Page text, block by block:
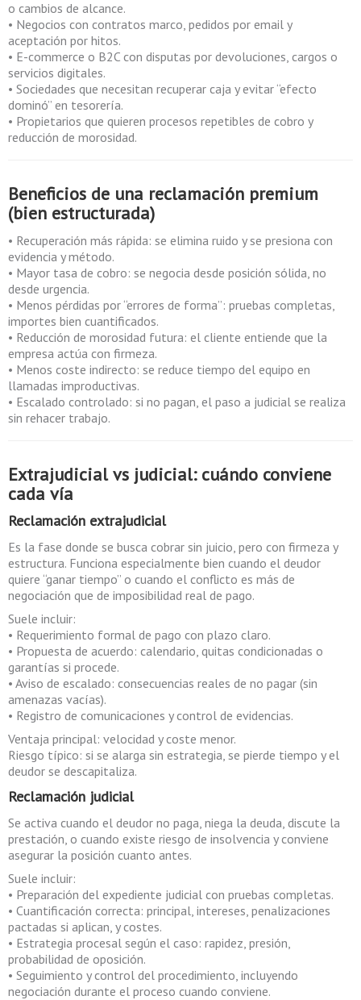
o cambios de alcance.
• Negocios con contratos marco, pedidos por email y
aceptación por hitos.
• E-commerce o B2C con disputas por devoluciones, cargos o
servicios digitales.
• Sociedades que necesitan recuperar caja y evitar “efecto
dominó” en tesorería.
• Propietarios que quieren procesos repetibles de cobro y
reducción de morosidad.
Beneficios de una reclamación premium
(bien estructurada)
• Recuperación más rápida: se elimina ruido y se presiona con
evidencia y método.
• Mayor tasa de cobro: se negocia desde posición sólida, no
desde urgencia.
• Menos pérdidas por “errores de forma”: pruebas completas,
importes bien cuantificados.
• Reducción de morosidad futura: el cliente entiende que la
empresa actúa con firmeza.
• Menos coste indirecto: se reduce tiempo del equipo en
llamadas improductivas.
• Escalado controlado: si no pagan, el paso a judicial se realiza
sin rehacer trabajo.
Extrajudicial vs judicial: cuándo conviene
cada vía
Reclamación extrajudicial
Es la fase donde se busca cobrar sin juicio, pero con firmeza y
estructura. Funciona especialmente bien cuando el deudor
quiere “ganar tiempo” o cuando el conflicto es más de
negociación que de imposibilidad real de pago.
Suele incluir:
• Requerimiento formal de pago con plazo claro.
• Propuesta de acuerdo: calendario, quitas condicionadas o
garantías si procede.
• Aviso de escalado: consecuencias reales de no pagar (sin
amenazas vacías).
• Registro de comunicaciones y control de evidencias.
Ventaja principal: velocidad y coste menor.
Riesgo típico: si se alarga sin estrategia, se pierde tiempo y el
deudor se descapitaliza.
Reclamación judicial
Se activa cuando el deudor no paga, niega la deuda, discute la
prestación, o cuando existe riesgo de insolvencia y conviene
asegurar la posición cuanto antes.
Suele incluir:
• Preparación del expediente judicial con pruebas completas.
• Cuantificación correcta: principal, intereses, penalizaciones
pactadas si aplican, y costes.
• Estrategia procesal según el caso: rapidez, presión,
probabilidad de oposición.
• Seguimiento y control del procedimiento, incluyendo
negociación durante el proceso cuando conviene.